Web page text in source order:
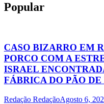
Popular
CASO BIZARRO EM
PORCO COM A
ISRAEL
FÁBRICA DO PÃO DE
Redação RedaçãoAgosto 6,